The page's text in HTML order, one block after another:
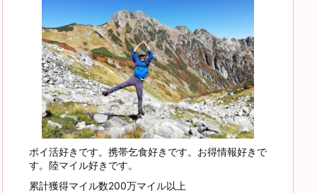
ポイ活好きです。携帯乞食好きです。お得情報好きで
す。陸マイル好きです。
累計獲得マイル数200万マイル以上